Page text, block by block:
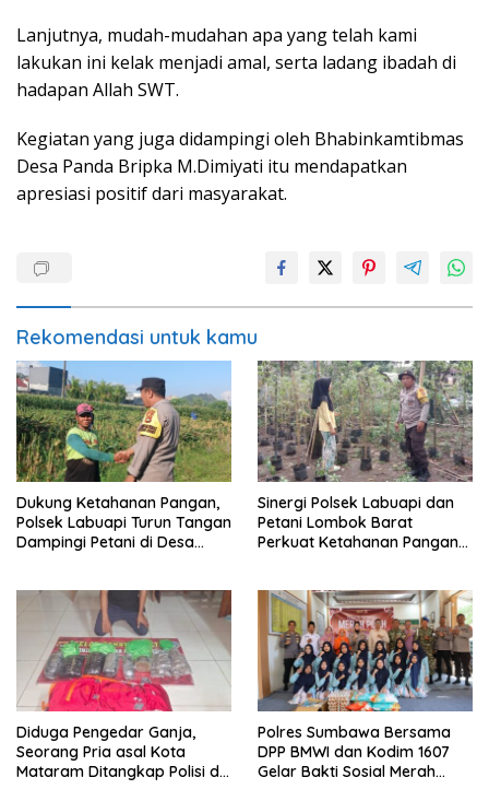
Lanjutnya, mudah-mudahan apa yang telah kami
lakukan ini kelak menjadi amal, serta ladang ibadah di
hadapan Allah SWT.
Kegiatan yang juga didampingi oleh Bhabinkamtibmas
Desa Panda Bripka M.Dimiyati itu mendapatkan
apresiasi positif dari masyarakat.
Rekomendasi untuk kamu
Dukung Ketahanan Pangan,
Polsek Labuapi Turun Tangan
Dampingi Petani di Desa
Sinergi Polsek Labuapi dan
Petani Lombok Barat
Perkuat Ketahanan Pangan
Diduga Pengedar Ganja,
Seorang Pria asal Kota
Mataram Ditangkap Polisi di
Polres Sumbawa Bersama
DPP BMWI dan Kodim 1607
Gelar Bakti Sosial Merah